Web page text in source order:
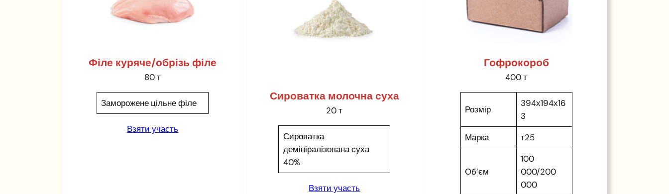
Філе куряче/обрізь філе
80 т
Заморожене цільне філе
Взяти участь
Сироватка молочна суха
20 т
Сироватка
демініралізована суха
40%
Взяти участь
Гофрокороб
400 т
Розмір
394х194х16
3
Марка
т25
Об’єм
100
000/200
000